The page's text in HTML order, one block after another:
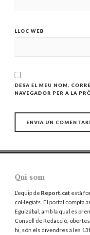
LLOC WEB
DESA EL MEU NOM,
NAVEGADOR PER A LA
Qui som
L'equip de Report.cat està
col·legiats. El portal compta
Eguizábal, amb la qual es
Consell de Redacció,
hi, són els divendres a les